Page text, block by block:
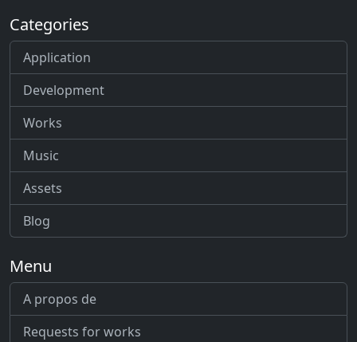
Categories
Application
Development
Works
Music
Assets
Blog
Menu
A propos de
Requests for works